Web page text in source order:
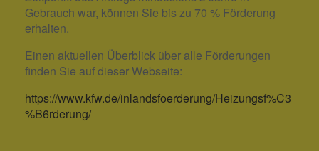
Gebrauch war, können Sie bis zu 70 % Förderung
erhalten.
Einen aktuellen Überblick über alle Förderungen
finden Sie auf dieser Webseite:
https://www.kfw.de/inlandsfoerderung/Heizungsf%C3
%B6rderung/